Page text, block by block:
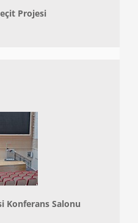
Projesi
Konferans Salonu